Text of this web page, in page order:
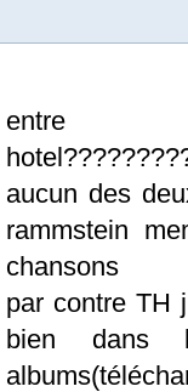
entre
aucun des
rammstein
chansons
par contre TH
bien dans